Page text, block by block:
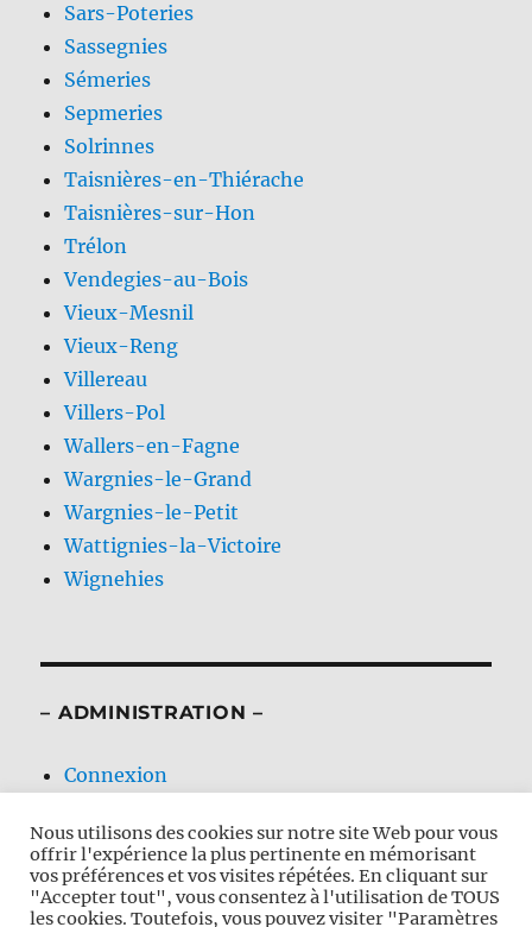
Sars-Poteries
Sassegnies
Sémeries
Sepmeries
Solrinnes
Taisnières-en-Thiérache
Taisnières-sur-Hon
Trélon
Vendegies-au-Bois
Vieux-Mesnil
Vieux-Reng
Villereau
Villers-Pol
Wallers-en-Fagne
Wargnies-le-Grand
Wargnies-le-Petit
Wattignies-la-Victoire
Wignehies
– ADMINISTRATION –
Connexion
Flux des commentaires
Site de WordPress-FR
Nous utilisons des cookies sur notre site Web pour vous
offrir l'expérience la plus pertinente en mémorisant
vos préférences et vos visites répétées. En cliquant sur
"Accepter tout", vous consentez à l'utilisation de TOUS
les cookies. Toutefois, vous pouvez visiter "Paramètres